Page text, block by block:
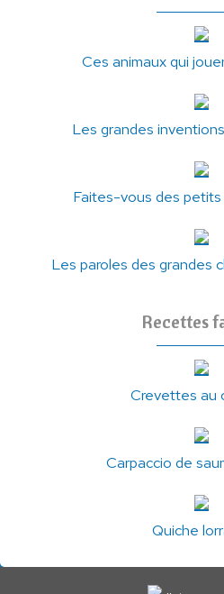
Ces animaux qui
Les grandes
Faites-vous des
Les paroles des grandes
Recettes
Crevettes au
Carpaccio de
Quiche